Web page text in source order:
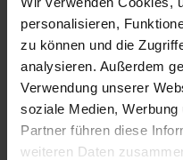
personalisieren,
zu können und die
analysieren. Außerdem
Verwendung unserer
soziale Medien,
Partner führen diese
weiteren Daten
Am
Im stationären
finden
Erkrankung einen
letzte